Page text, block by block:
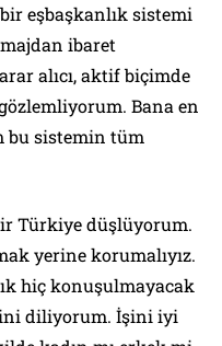
eşbaşkanlık sistemi
ibaret
alıcı, aktif biçimde
Bana en
bu sistemin tüm
Türkiye düşlüyorum.
yerine korumalıyız.
hiç konuşulmayacak
diliyorum. İşini iyi